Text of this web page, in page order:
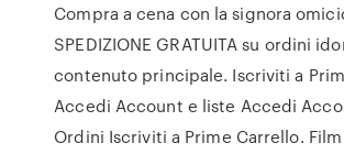
Compra a cena con la signora
SPEDIZIONE GRATUITA su ordini
contenuto principale. Iscriviti a
Accedi Account e liste Accedi
Ordini Iscriviti a Prime Carrello. Film